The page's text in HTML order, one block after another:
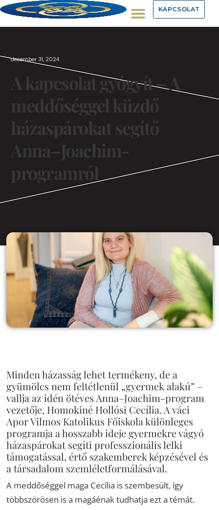
KAPCSOLAT
december 31, 2024
A kapcsolat gyógyít – A
meddőséggel küzdő
házaspárokat segítő
Anna–Joachim-
programról
Minden házasság lehet termékeny, de a
gyümölcs nem feltétlenül „gyermek alakú” –
vallja az idén ötéves Anna–Joachim-program
vezetője, Homokiné Hollósi Cecília. A váci
Apor Vilmos Katolikus Főiskola különleges
programja a hosszabb ideje gyermekre vágyó
házaspárokat segíti professzionális lelki
támogatással, értő szakemberek képzésével és
a társadalom szemléletformálásával.
A meddőséggel maga Cecília is szembesült, így
többszörösen is a magáénak tudhatja ezt a témát.